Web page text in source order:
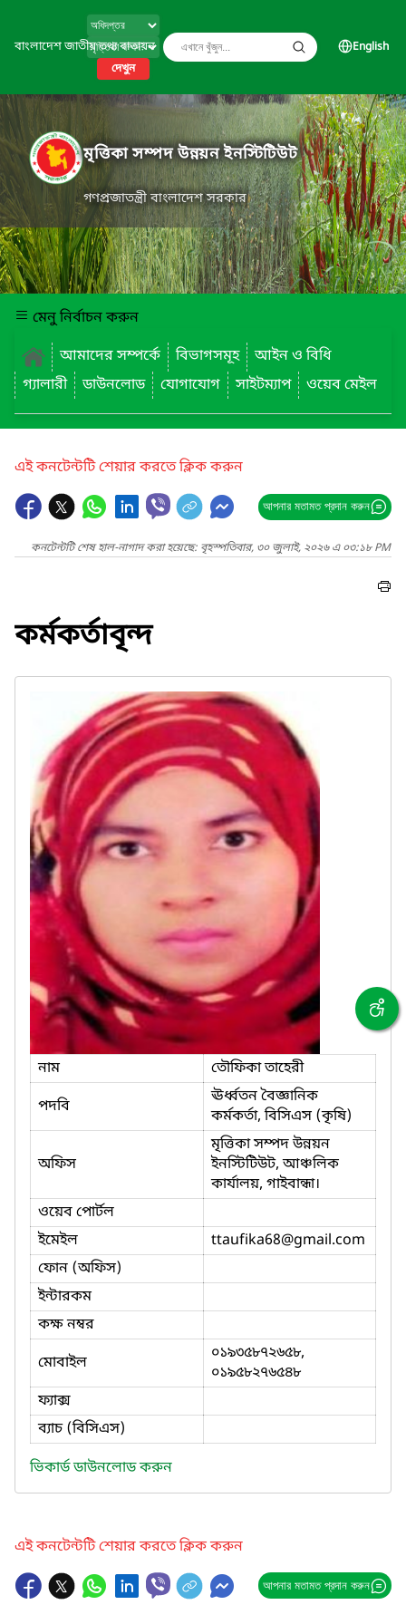
বাংলাদেশ জাতীয় তথ্য বাতায়ন
দেখুন
English
মৃত্তিকা সম্পদ উন্নয়ন ইনস্টিটিউট
গণপ্রজাতন্ত্রী বাংলাদেশ সরকার
মেনু নির্বাচন করুন
আমাদের সম্পর্কে
বিভাগসমূহ
আইন ও বিধি
গ্যালারী
ডাউনলোড যোগাযোগ সাইটম্যাপ ওয়েব মেইল
এই কনটেন্টটি শেয়ার করতে ক্লিক করুন
আপনার মতামত প্রদান করুন
কনটেন্টটি শেষ হাল-নাগাদ করা হয়েছে: বৃহস্পতিবার, ৩০ জুলাই, ২০২৬ এ ০৩:১৮ PM
কর্মকর্তাবৃন্দ
নাম
তৌফিকা তাহেরী
পদবি
ঊর্ধ্বতন বৈজ্ঞানিক
কর্মকর্তা, বিসিএস (কৃষি)
অফিস
মৃত্তিকা সম্পদ উন্নয়ন
ইনস্টিটিউট, আঞ্চলিক
কার্যালয়, গাইবান্ধা।
ওয়েব পোর্টল
ইমেইল
ttaufika68@gmail.com
ফোন (অফিস)
ইন্টারকম
কক্ষ নম্বর
মোবাইল
০১৯৩৫৮৭২৬৫৮,
০১৯৫৮২৭৬৫৪৮
ফ্যাক্স
ব্যাচ (বিসিএস)
ভিকার্ড ডাউনলোড করুন
এই কনটেন্টটি শেয়ার করতে ক্লিক করুন
আপনার মতামত প্রদান করুন